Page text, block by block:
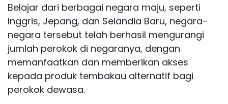
Belajar dari berbagai negara maju, seperti
Inggris, Jepang, dan Selandia Baru, negara-
negara tersebut telah berhasil mengurangi
jumlah perokok di negaranya, dengan
memanfaatkan dan memberikan akses
kepada produk tembakau alternatif bagi
perokok dewasa.